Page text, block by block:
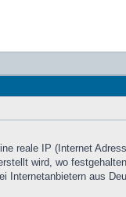
reale IP (Internet
wird, wo
Internetanbietern aus